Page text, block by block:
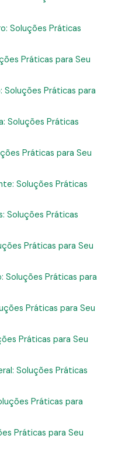
Soluções Práticas
Práticas para Seu
Soluções Práticas para
Soluções Práticas
Práticas para Seu
Soluções Práticas
Soluções Práticas
Práticas para Seu
Soluções Práticas para
Práticas para Seu
Práticas para Seu
Soluções Práticas
Práticas para
Práticas para Seu